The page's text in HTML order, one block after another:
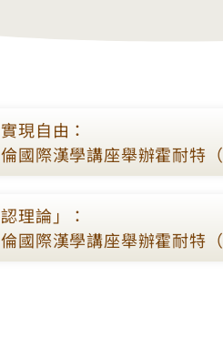
現自由：
國際漢學講座舉辦霍耐特
理論」：
國際漢學講座舉辦霍耐特